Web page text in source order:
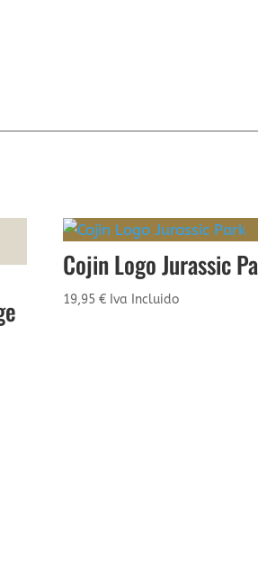
Cojin Logo Jurassic
19,95€ Iva Incluido